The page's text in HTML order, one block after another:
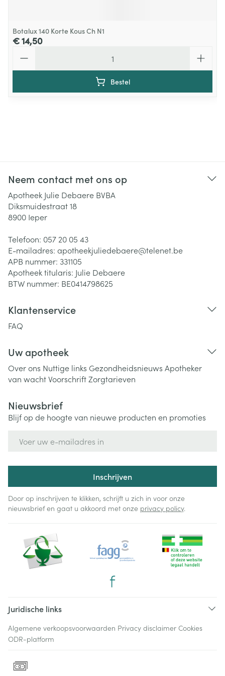
Botalux 140 Korte Kous Ch N1
€ 14,50
Bestel
Neem contact met ons op
Apotheek Julie Debaere BVBA
Diksmuidestraat 18
8900 Ieper
Telefoon: 057 20 05 43
E-mailadres: apotheekjuliedebaere@telenet.be
APB nummer: 331105
Apotheek titularis: Julie Debaere
BTW nummer: BE0414798625
Klantenservice
FAQ
Uw apotheek
Over ons Nuttige links Gezondheidsnieuws Apotheker
van wachtVoorschriftZorgtarieven
Nieuwsbrief
Blijf op de hoogte van nieuwe producten en promoties
Inschrijven
Door op inschrijven te klikken, schrijft u zich in voor onze
nieuwsbrief en gaat u akkoord met onze privacy policy.
Juridische links
Algemene verkoopsvoorwaarden Privacy disclaimer Cookies
ODR-platform